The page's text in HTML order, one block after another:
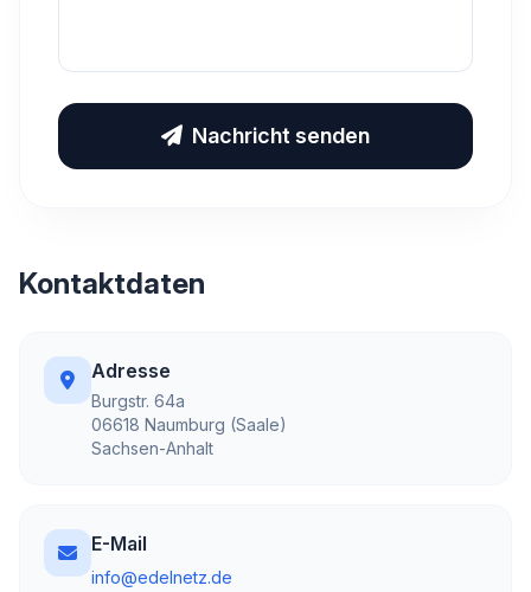
Nachricht senden
Kontaktdaten
Adresse
Burgstr. 64a
06618 Naumburg (Saale)
Sachsen-Anhalt
E-Mail
info@edelnetz.de